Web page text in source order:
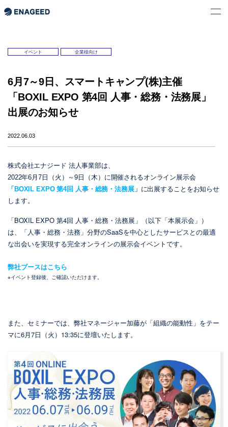
イベント 企業様向け
6月7～9日、スマートキャンプ(株)主催
「BOXIL EXPO 第4回 人事・総務・法務展」
出展のお知らせ
2022.06.03
株式会社エナジード 法人事業部は、
2022年6月7日（火）～9日（木）に開催されるオンライン展示会
「BOXIL EXPO 第4回 人事・総務・法務展」 に出展することをお知らせ
します。
「BOXIL EXPO 第4回 人事・総務・法務展」（以下「本展示会」）
は、「人事・総務・法務」分野のSaaSを中心としたサービスとの最適
な出会いを実現する完全オンラインの展示会イベントです。
弊社ブースはこちら
※イベント登録後、ご確認いただけます。
また、セミナーでは、弊社マネージャー加藤が「組織の能動性」をテー
マに6月7日（火）13:35に登壇いたします。